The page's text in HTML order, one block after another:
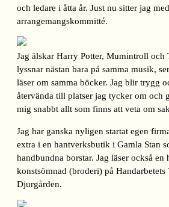
och ledare i åtta år. Just nu sitter jag
arrangemangskommitté.
Jag älskar Harry Potter, Mumintroll och
lyssnar nästan bara på samma musik,
läser om samma böcker. Jag blir trygg
återvända till platser jag tycker om och
mig snabbt allt som finns att veta om
Jag har ganska nyligen startat egen
extra i en hantverksbutik i Gamla Stan
handbundna borstar. Jag läser också en
konstsömnad (broderi) på Handarbetets
Djurgården.